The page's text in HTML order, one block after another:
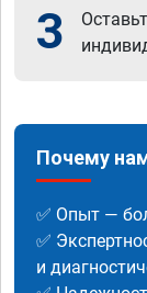
3
Почему
✅ Опыт —
✅
и